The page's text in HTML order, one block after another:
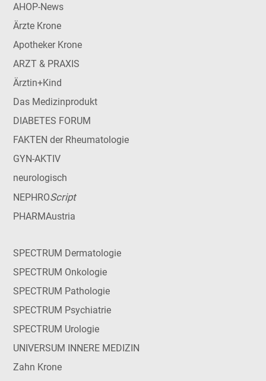
AHOP-News
Ärzte Krone
Apotheker Krone
ARZT & PRAXIS
Ärztin+Kind
Das Medizinprodukt
DIABETES FORUM
FAKTEN der Rheumatologie
GYN-AKTIV
neurologisch
NEPHROScript
PHARMAustria
SPECTRUM Dermatologie
SPECTRUM Onkologie
SPECTRUM Pathologie
SPECTRUM Psychiatrie
SPECTRUM Urologie
UNIVERSUM INNERE MEDIZIN
Zahn Krone